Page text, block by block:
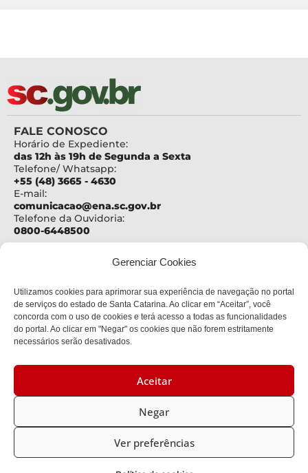
Gerenciar Cookies
Utilizamos cookies para aprimorar sua experiência de navegação no portal
de serviços do estado de Santa Catarina. Ao clicar em “Aceitar”, você
concorda com o uso de cookies e terá acesso a todas as funcionalidades
do portal. Ao clicar em "Negar" os cookies que não forem estritamente
necessários serão desativados.
Aceitar
Negar
Ver preferências
FALE CONOSCO
Horário de Expediente:
das 12h às 19h de Segunda a Sexta
Telefone/ Whatsapp:
+55 (48) 3665 - 4630
E-mail:
comunicacao@ena.sc.gov.br
Telefone da Ouvidoria:
0800-6448500
Centro Administrativo Governador Casildo João
Rod. SC 401 – Km 15, nº 4600
Bloco III - 2º andar
Bairro:
Saco Grande
Cidade:
CEP:
CNPJ:
Política de privacidade